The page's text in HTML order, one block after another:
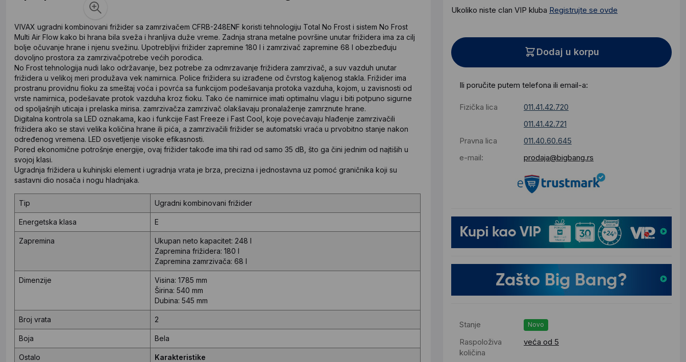
Ukoliko niste clan VIP kluba Registrujte se ovde
Dodaj u korpu
Ili poručite putem telefona ili email-a:
Fizička lica
011.41.42.720
011.41.42.721
Pravna lica
011.40.60.645
e-mail:
prodaja@bigbang.rs
Stanje Novo
Raspoloživa
količina
veća od 5
VIVAX ugradni kombinovani frižider sa zamrzivačem CFRB-248ENF koristi tehnologiju Total No Frost i sistem No Frost
Multi Air Flow kako bi hrana bila sveža i hranljiva duže vreme. Zadnja strana metalne površine unutar frižidera ima za cilj
bolje očuvanje hrane i njenu svežinu. Upotrebljivi frižider zapremine 180 l i zamrzivač zapremine 68 l obezbeđuju
dovoljno prostora za zamrzivačpotrebe većih porodica.
No Frost tehnologija nudi lako održavanje, bez potrebe za odmrzavanje frižidera zamrzivač, a suv vazduh unutar
frižidera u velikoj meri produžava vek namirnica. Police frižidera su izrađene od čvrstog kaljenog stakla. Frižider ima
prostranu providnu fioku za smeštaj voća i povrća sa funkcijom podešavanja protoka vazduha, kojom, u zavisnosti od
vrste namirnica, podešavate protok vazduha kroz fioku. Tako će namirnice imati optimalnu vlagu i biti potpuno sigurne
od spoljašnjih uticaja i prelaska mirisa. zamrzivačza zamrzivač olakšavaju pronalaženje zamrznute hrane.
Digitalna kontrola sa LED oznakama, kao i funkcije Fast Freeze i Fast Cool, koje povećavaju hlađenje zamrzivačili
frižidera ako se stavi velika količina hrane ili pića, a zamrzivačili frižider se automatski vraća u prvobitno stanje nakon
određenog vremena. LED osvetljenje visoke efikasnosti.
Pored ekonomične potrošnje energije, ovaj frižider takođe ima tihi rad od samo 35 dB, što ga čini jednim od najtiših u
svojoj klasi.
Ugradnja frižidera u kuhinjski element i ugradnja vrata je brza, precizna i jednostavna uz pomoć graničnika koji su
sastavni dio nosača i nogu hladnjaka.
Tip Ugradni kombinovani frižider
Energetska klasa E
Zapremina
Ukupan neto kapacitet: 248 l
Zapremina frižidera: 180 l
Zapremina zamrzivača: 68 l
Dimenzije
Visina: 1785 mm
Širina: 540 mm
Dubina: 545 mm
Broj vrata 2
Boja Bela
Ostalo
Karakteristike